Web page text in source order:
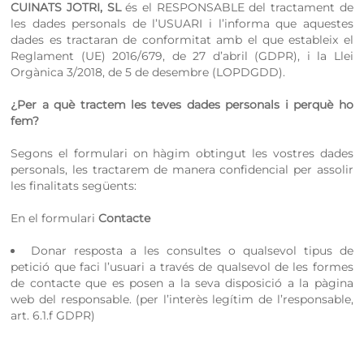
CUINATS JOTRI, SLés el RESPONSABLE del tractament de
les dades personals de l’USUARI i l’informa que aquestes
dades es tractaran de conformitat amb el que estableix el
Reglament (UE) 2016/679, de 27 d’abril (GDPR), i la Llei
Orgànica 3/2018, de 5 de desembre (LOPDGDD).
¿Per a què tractem les teves dades personals i perquè ho
fem?
Segons el formulari on hàgim obtingut les vostres dades
personals, les tractarem de manera confidencial per assolir
les finalitats següents:
En el formulariContacte
Donar resposta a les consultes o qualsevol tipus de
petició que faci l’usuari a través de qualsevol de les formes
de contacte que es posen a la seva disposició a la pàgina
web del responsable. (per l’interès legítim de l’responsable,
art. 6.1.f GDPR)